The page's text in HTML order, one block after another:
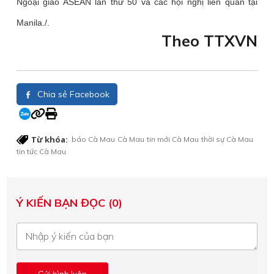
Manila./.
Theo TTXVN
Chia sẻ Facebook
Từ khóa: báo Cà Mau Cà Mau tin mới Cà Mau thời sự Cà Mau
tin tức Cà Mau
Ý KIẾN BẠN ĐỌC (0)